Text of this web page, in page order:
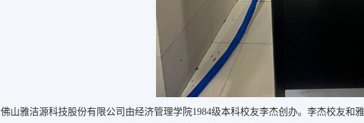
佛山雅洁源科技股份有限公司由经济管理学院1984级本科校友李杰创办。李杰校友